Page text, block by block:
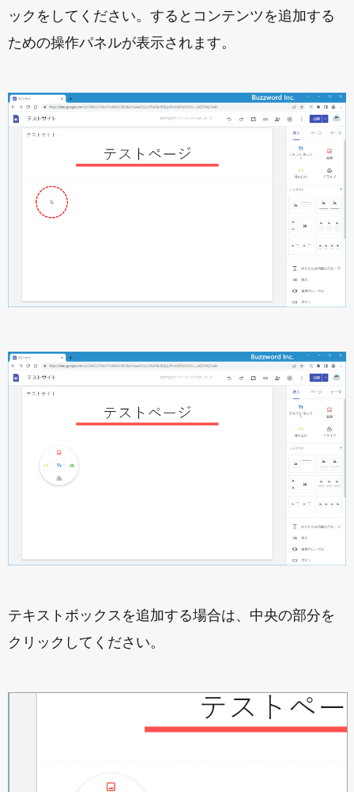
ックをしてください。するとコンテンツを追加する
ための操作パネルが表示されます。
テキストボックスを追加する場合は、中央の部分を
クリックしてください。